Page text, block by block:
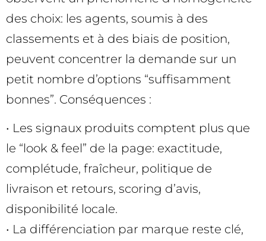
des choix: les agents, soumis à des
classements et à des biais de position,
peuvent concentrer la demande sur un
petit nombre d’options “suffisamment
bonnes”. Conséquences :
• Les signaux produits comptent plus que
le “look & feel” de la page: exactitude,
complétude, fraîcheur, politique de
livraison et retours, scoring d’avis,
disponibilité locale.
• La différenciation par marque reste clé,